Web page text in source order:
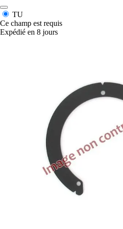
TU
Ce champ est requis
Expédié en 8 jours